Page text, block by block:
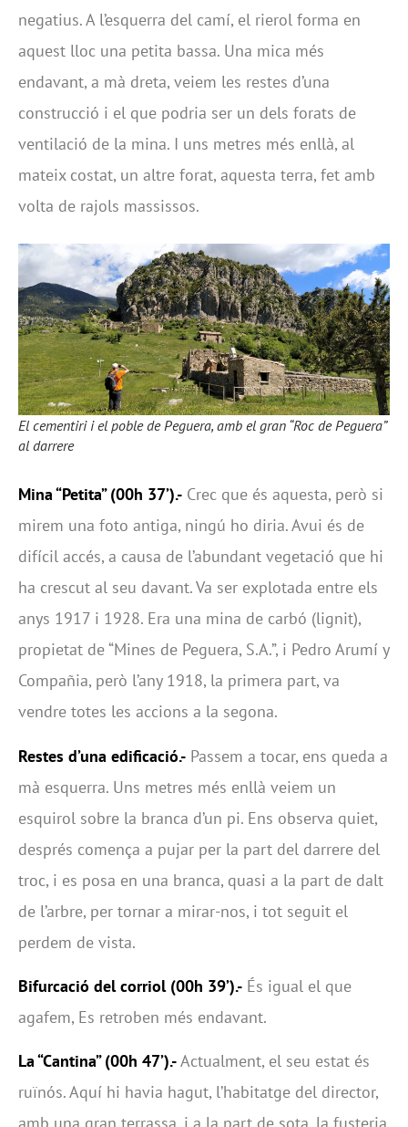
negatius. A l’esquerra del camí, el rierol forma en
aquest lloc una petita bassa. Una mica més
endavant, a mà dreta, veiem les restes d’una
construcció i el que podria ser un dels forats de
ventilació de la mina. I uns metres més enllà, al
mateix costat, un altre forat, aquesta terra, fet amb
volta de rajols massissos.
El cementiri i el poble de Peguera, amb el gran “Roc de Peguera”
al darrere
Mina “Petita” (00h 37’).- Crec que és aquesta, però si
mirem una foto antiga, ningú ho diria. Avui és de
difícil accés, a causa de l’abundant vegetació que hi
ha crescut al seu davant. Va ser explotada entre els
anys 1917 i 1928. Era una mina de carbó (lignit),
propietat de “Mines de Peguera, S.A.”, i Pedro Arumí y
Compañia, però l’any 1918, la primera part, va
vendre totes les accions a la segona.
Restes d’una edificació.- Passem a tocar, ens queda a
mà esquerra. Uns metres més enllà veiem un
esquirol sobre la branca d’un pi. Ens observa quiet,
després comença a pujar per la part del darrere del
troc, i es posa en una branca, quasi a la part de dalt
de l’arbre, per tornar a mirar-nos, i tot seguit el
perdem de vista.
Bifurcació del corriol (00h 39’).- És igual el que
agafem, Es retroben més endavant.
La “Cantina” (00h 47’).-Actualment, el seu estat és
ruïnós. Aquí hi havia hagut, l’habitatge del director,